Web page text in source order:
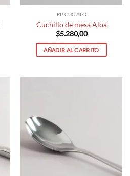
RP-CUC-ALO
Cuchillo de mesa Aloa
$5.280,00
AÑADIR AL CARRITO